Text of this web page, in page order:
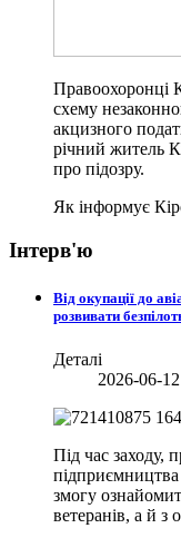
Правоохоронці
схему
акцизного
річний житель
про підозру.
Як інформує
Інтерв'ю
Від окупації до
розвивати
Деталі
2026-06-
Під час заходу,
змогу
ветеранів, а й з